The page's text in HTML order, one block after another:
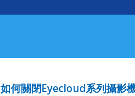
如何關閉Eyecloud系列攝影